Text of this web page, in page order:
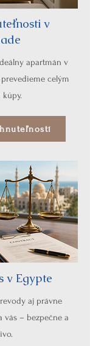
v
apartmán v
celým
v Egypte
aj právne
vás – bezpečne a